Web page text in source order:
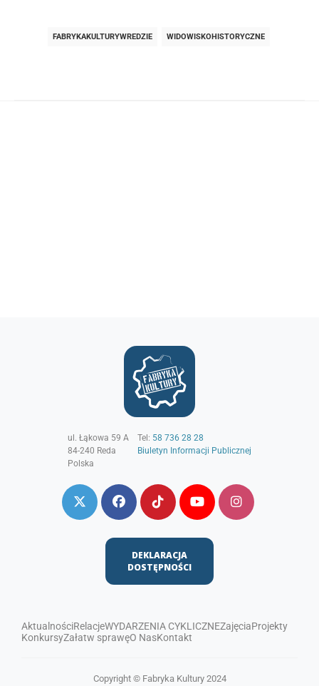
FABRYKAKULTURYWREDZIE WIDOWISKOHISTORYCZNE
ul. Łąkowa 59 A
84-240 Reda
Polska
Tel: 58 736 28 28
Biuletyn Informacji Publicznej
DEKLARACJA
DOSTĘPNOŚCI
AktualnościRelacjeWYDARZENIA CYKLICZNEZajęciaProjekty
KonkursyZałatw sprawęO NasKontakt
Copyright © Fabryka Kultury 2024